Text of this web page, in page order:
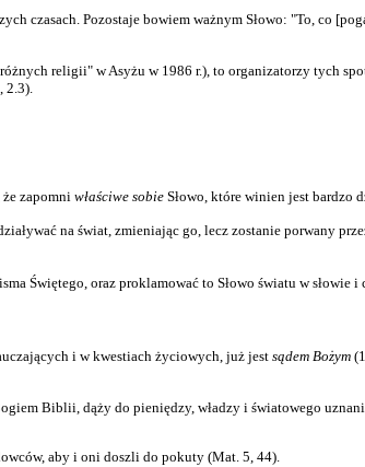
czasach. Pozostaje bowiem ważnym Słowo: "To, co
religii" w Asyżu w 1986 r.), to organizatorzy tych
2.3).
zapomni właściwe sobieSłowo, które winien jest bardzo
na świat, zmieniając go, lecz zostanie porwany
Świętego, oraz proklamować to Słowo światu w słowie i
i w kwestiach życiowych, już jest sądem Bożym(1
Biblii, dąży do pieniędzy, władzy i światowego
aby i oni doszli do pokuty (Mat. 5, 44).